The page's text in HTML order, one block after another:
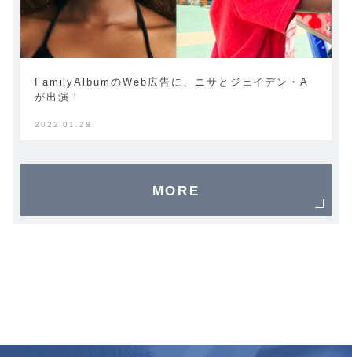
FamilyAlbumのWeb広告に、ニサとジェイデン・A
が出演！
2022 01.28
MORE